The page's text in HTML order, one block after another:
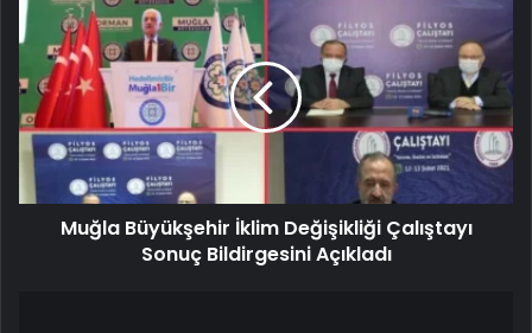
Muğla Büyükşehir İklim Değişikliği Çalıştayı
Sonuç Bildirgesini Açıkladı